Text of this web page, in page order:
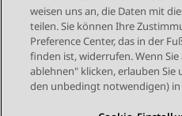
Themennavigation
Vorheriges Thema
STAY CONNECTED
weisen uns an, die Daten mit
teilen. Sie können Ihre
Preference Center, das in der
finden ist, widerrufen. Wenn Sie
ablehnen" klicken, erlauben Sie
den unbedingt notwendigen)